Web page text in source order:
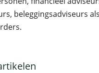
beleggingsadviseurs